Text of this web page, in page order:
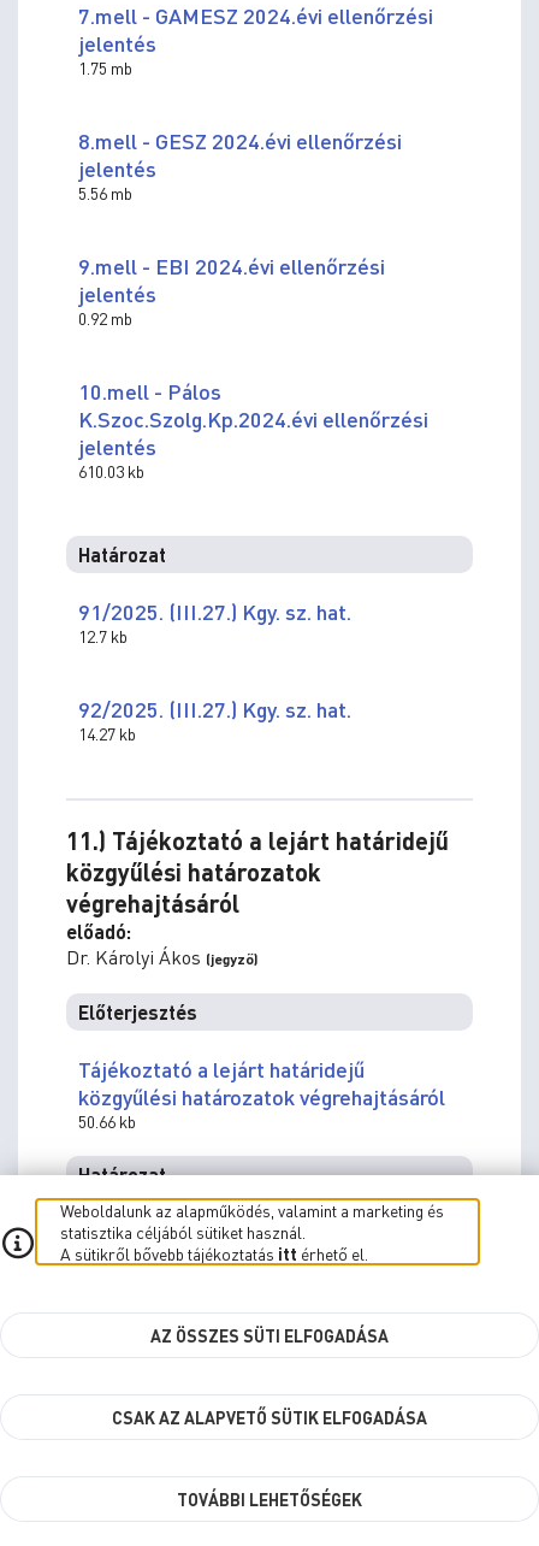
7.mell - GAMESZ 2024.évi ellenőrzési
jelentés
1.75 mb
8.mell - GESZ 2024.évi ellenőrzési
jelentés
5.56 mb
9.mell - EBI 2024.évi ellenőrzési
jelentés
0.92 mb
10.mell - Pálos
K.Szoc.Szolg.Kp.2024.évi ellenőrzési
jelentés
610.03 kb
Határozat
91/2025. (III.27.) Kgy. sz. hat.
12.7 kb
92/2025. (III.27.) Kgy. sz. hat.
14.27 kb
11.) Tájékoztató a lejárt határidejű
közgyűlési határozatok
végrehajtásáról
előadó:
Dr. Károlyi Ákos (jegyző)
Előterjesztés
Tájékoztató a lejárt határidejű
közgyűlési határozatok végrehajtásáról
50.66 kb
Határozat
93/2025. (III.27.) Kgy. sz. hat.
12 kb
12.) Jegyzői tájékoztató a
Polgármesteri Hivatal törvényességi
és hatósági munkájáról, a Hivatal
tevékenységéről
Dr. Károlyi Ákos(jegyző)
Weboldalunk az alapműködés, valamint a marketing és
statisztika céljából sütiket használ.
A sütikről bővebb tájékoztatás itt érhető el.
AZ ÖSSZES SÜTI ELFOGADÁSA
CSAK AZ ALAPVETŐ SÜTIK ELFOGADÁSA
TOVÁBBI LEHETŐSÉGEK